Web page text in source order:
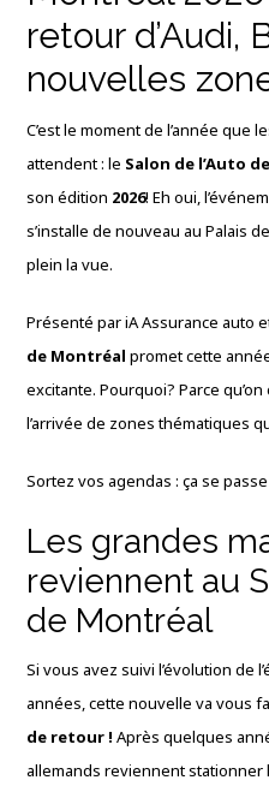
retour d’Audi,
nouvelles
C’est le moment de l’année que
attendent : le Salon de l’Auto
son édition 2026! Eh oui,
s’installe de nouveau au Palais
plein la vue.
Présenté par iA Assurance auto
de Montréal promet cette
excitante. Pourquoi? Parce
l’arrivée de zones thématiques
Sortez vos agendas : ça se
Les grandes
reviennent au
de Montréal
Si vous avez suivi l’évolution de
années, cette nouvelle va vous
de retour ! Après quelques
allemands reviennent